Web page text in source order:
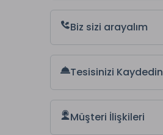
Biz sizi arayalım
Tesisinizi Kaydedin
Müşteri İlişkileri